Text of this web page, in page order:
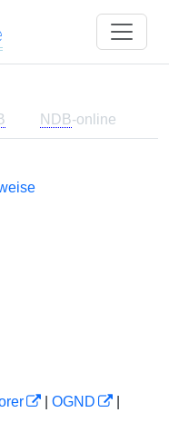
NDB-online
OGND